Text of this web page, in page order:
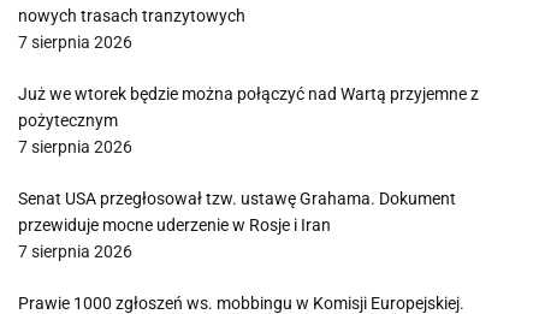
nowych trasach tranzytowych
7 sierpnia 2026
Już we wtorek będzie można połączyć nad Wartą przyjemne z
pożytecznym
7 sierpnia 2026
Senat USA przegłosował tzw. ustawę Grahama. Dokument
przewiduje mocne uderzenie w Rosje i Iran
7 sierpnia 2026
Prawie 1000 zgłoszeń ws. mobbingu w Komisji Europejskiej.